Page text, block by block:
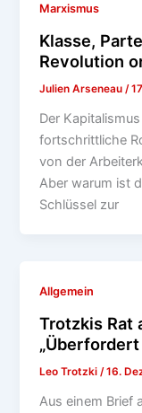
Marxismus
Klasse,
Revolution
Julien Arseneau /
Der
fortschrittliche
von der
Aber warum ist
Schlüssel zur
Allgemein
Trotzkis Rat
Leo Trotzki/16.
Aus einem Brief